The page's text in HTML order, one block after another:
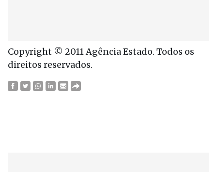
Copyright © 2011 Agência Estado. Todos os
direitos reservados.